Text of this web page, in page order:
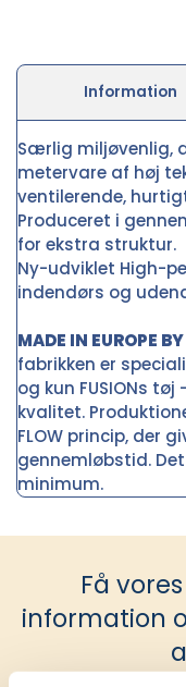
Information
Særlig miljøvenlig,
metervare af høj
ventilerende,
Produceret i
for ekstra struktur.
Ny-udviklet High-
indendørs og
MADE IN EUROPE
fabrikken er
og kun FUSIONs
kvalitet.
FLOW princip, der
gennemløbstid.
minimum.
Få
information